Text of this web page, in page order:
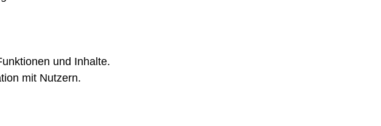
und Inhalte.
mit Nutzern.